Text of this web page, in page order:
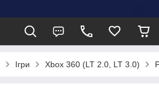
Ігри Xbox 360 (LT 2.0, LT 3.0)